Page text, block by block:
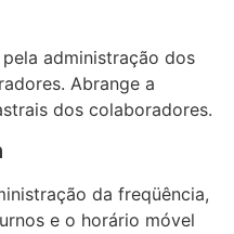
administração dos
Abrange a
dos colaboradores.
da freqüência,
e o horário móvel